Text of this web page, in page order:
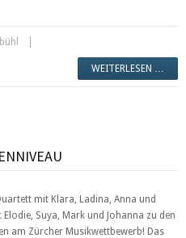
WEITERLESEN …
mit Klara, Ladina, Anna und
Suya, Mark und Johanna zu den
am Zürcher Musikwettbewerb! Das